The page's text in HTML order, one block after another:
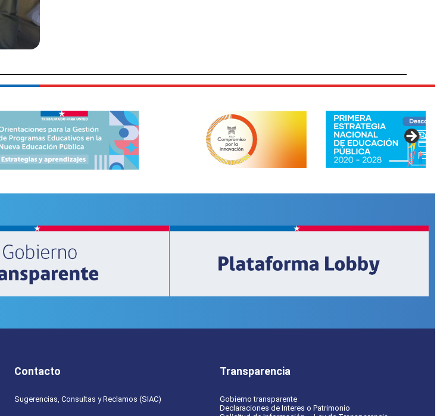
lucen
importantes
competencias
Contacto
Sugerencias, Consultas y Reclamos (SIAC)
Transparencia
Gobierno transparente
Declaraciones de Interes o Patrimonio